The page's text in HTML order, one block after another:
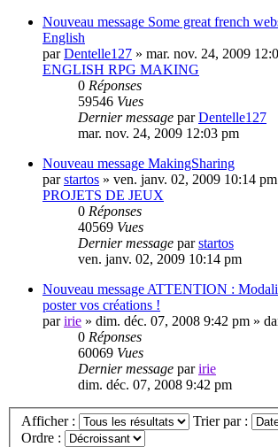
Nouveau message Some great french
English
parDentelle127 » mar. nov. 24, 2009
ENGLISH RPG MAKING
0 Réponses
59546 Vues
Dernier message parDentelle127
mar. nov. 24, 2009 12:03 pm
Nouveau message MakingSharing
parstartos » ven. janv. 02, 2009 10:14
PROJETS DE JEUX
0 Réponses
40569 Vues
Dernier message parstartos
ven. janv. 02, 2009 10:14 pm
Nouveau message ATTENTION :
poster vos créations !
paririe » dim. déc. 07, 2008 9:42 pm »
0 Réponses
60069 Vues
Dernier message paririe
dim. déc. 07, 2008 9:42 pm
Afficher :
Trier par :
Ordre :